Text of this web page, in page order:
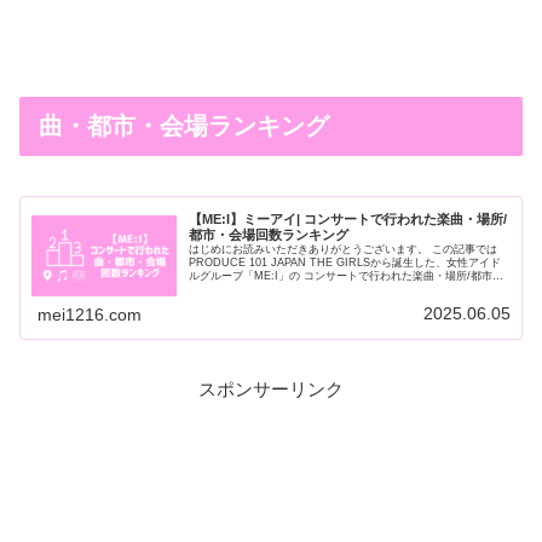
曲・都市・会場ランキング
【ME:I】ミーアイ| コンサートで行われた楽曲・場所/
都市・会場回数ランキング
はじめにお読みいただきありがとうございます。 この記事では
PRODUCE 101 JAPAN THE GIRLSから誕生した、女性アイド
ルグループ「ME:I」の コンサートで行われた楽曲・場所/都市・
mei1216.com 2025.06.05
スポンサーリンク